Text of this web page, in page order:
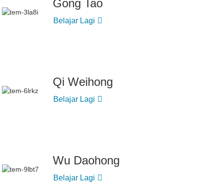
Gong Tao
Belajar Lagi
Qi Weihong
Belajar Lagi
Wu Daohong
Belajar Lagi